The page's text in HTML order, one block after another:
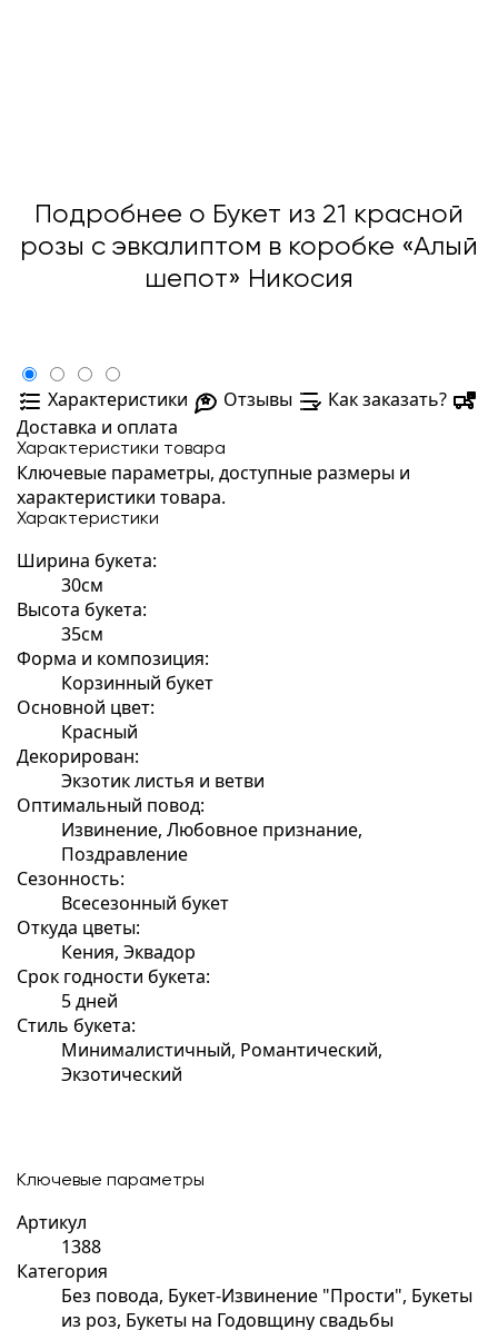
Подробнее о Букет из 21 красной
розы с эвкалиптом в коробке «Алый
шепот» Никосия
Характеристики Отзывы
Как заказать?
Доставка и оплата
Характеристики товара
Ключевые параметры, доступные размеры и
характеристики товара.
Характеристики
Ширина букета:
30см
Высота букета:
35см
Форма и композиция:
Корзинный букет
Основной цвет:
Красный
Декорирован:
Экзотик листья и ветви
Оптимальный повод:
Извинение, Любовное признание,
Поздравление
Сезонность:
Всесезонный букет
Откуда цветы:
Кения, Эквадор
Срок годности букета:
5 дней
Стиль букета:
Минималистичный, Романтический,
Экзотический
Ключевые параметры
Артикул
1388
Категория
Без повода, Букет-Извинение "Прости", Букеты
из роз, Букеты на Годовщину свадьбы